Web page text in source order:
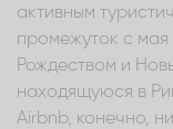
активным
промежуток с мая
Рождеством и
находящуюся в
Airbnb, конечно,